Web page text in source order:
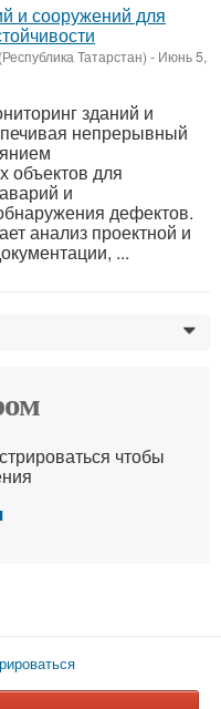
и сооружений для
Татарстан) - Июнь 5,
зданий и
непрерывный
объектов для
и
дефектов.
анализ проектной и
...
0
чтобы